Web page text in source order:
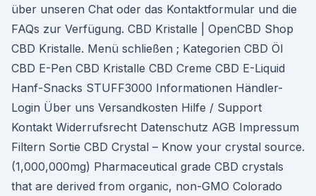
über unseren Chat oder das Kontaktformular und die
FAQs zur Verfügung. CBD Kristalle | OpenCBD Shop
CBD Kristalle. Menü schließen ; Kategorien CBD Öl
CBD E-Pen CBD Kristalle CBD Creme CBD E-Liquid
Hanf-Snacks STUFF3000 Informationen Händler-
Login Über uns Versandkosten Hilfe / Support
Kontakt Widerrufsrecht Datenschutz AGB Impressum
Filtern Sortie CBD Crystal – Know your crystal source.
(1,000,000mg) Pharmaceutical grade CBD crystals
that are derived from organic, non-GMO Colorado